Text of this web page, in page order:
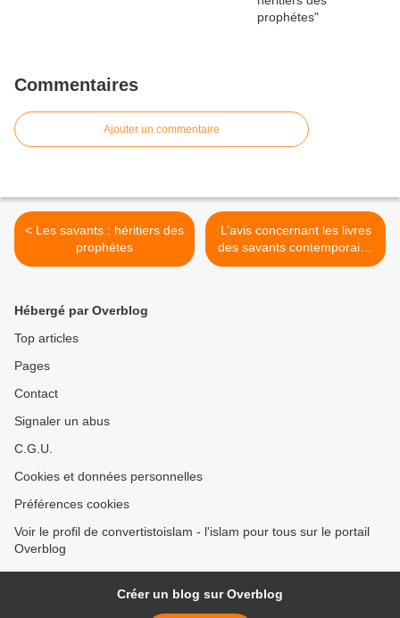
Commentaires
Ajouter un commentaire
< Les savants : héritiers des
prophétes
L’avis concernant les livres
des savants contemporains
vis-à-vis des livres des
Hébergé par Overblog
Top articles
Pages
Contact
Signaler un abus
C.G.U.
Cookies et données personnelles
Préférences cookies
Voir le profil de convertistoislam - l'islam pour tous sur le portail
Overblog
Créer un blog sur Overblog